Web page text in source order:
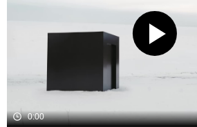
0:00